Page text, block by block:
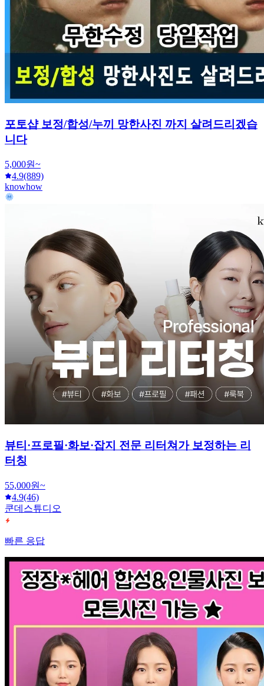
포토샵 보정/합성/누끼 망한사진 까지 살려드리겠습
니다
5,000원~
4.9(889)
knowhow
뷰티·프로필·화보·잡지 전문 리터쳐가 보정하는 리
터칭
55,000원~
4.9(46)
쿤데스튜디오
빠른 응답